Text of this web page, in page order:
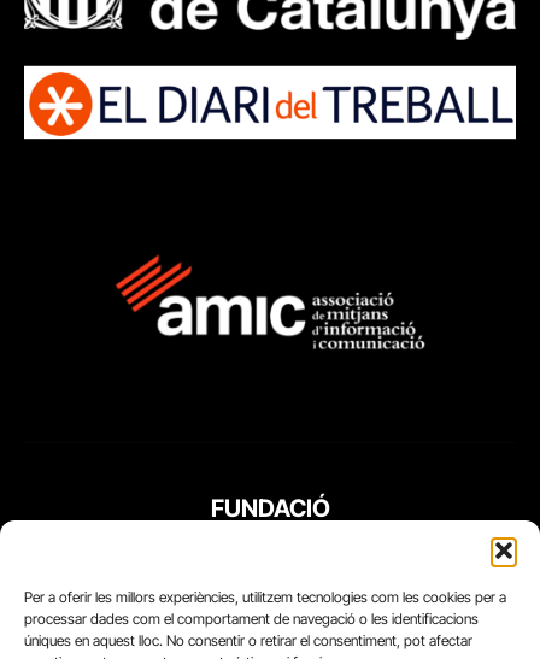
Per a oferir les millors experiències, utilitzem tecnologies com les cookies per a
processar dades com el comportament de navegació o les identificacions
úniques en aquest lloc. No consentir o retirar el consentiment, pot afectar
FUNDACIÓ